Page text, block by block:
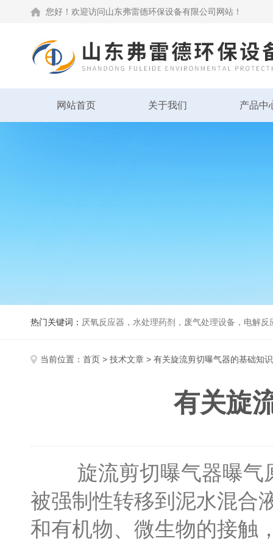
您好！欢迎访问山东弗雷德环保设备有限公司网站！
网站首页 关于我们 产品中
热门关键词： 厌氧反应器，水处理药剂，废气处理设备，电解
当前位置： 首页 > 技术文章 > 有关旋流剪切曝气器的基础知
有关旋
旋流剪切曝气器曝气原
被强制性转移到泥水混合
和有机物、微生物的接触